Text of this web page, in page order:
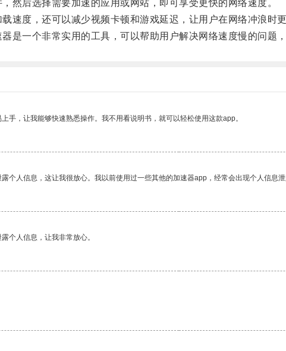
后选择需要加速的应用或网站，即可享受更快的网络速度。
度，还可以减少视频卡顿和游戏延迟，让用户在网络冲浪时更
一个非常实用的工具，可以帮助用户解决网络速度慢的问题，
手，让我能够快速熟悉操作。我不用看说明书，就可以轻松使用这款app。
个人信息，这让我很放心。我以前使用过一些其他的加速器app，经常会出现个人信息泄
个人信息，让我非常放心。